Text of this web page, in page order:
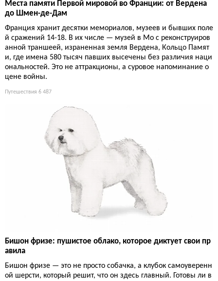
Места памяти Первой мировой во Франции: от Вердена
до Шмен-де-Дам
Франция хранит десятки мемориалов, музеев и бывших поле
й сражений 14-18. В их числе — музей в Мо с реконструиров
анной траншеей, израненная земля Вердена, Кольцо Памят
и, где имена 580 тысяч павших высечены без различия наци
ональностей. Это не аттракционы, а суровое напоминание о
цене войны.
Путешествия 6 487
Бишон фризе: пушистое облако, которое диктует свои пр
авила
Бишон фризе — это не просто собачка, а клубок самоуверенн
ой шерсти, который решит, что он здесь главный. Готовы ли в